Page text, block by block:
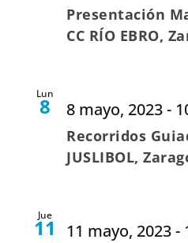
Presentación
CC RÍO EBRO,
Lun
8 8 mayo, 2023-
Recorridos
JUSLIBOL,
Jue
11 11 mayo, 2023-